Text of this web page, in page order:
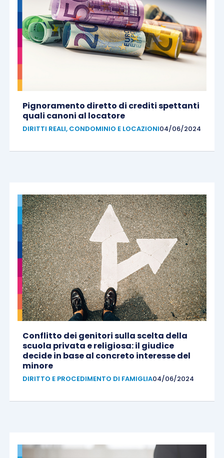
Pignoramento diretto di crediti spettanti
quali canoni al locatore
DIRITTI REALI, CONDOMINIO E LOCAZIONI04/06/2024
Conflitto dei genitori sulla scelta della
scuola privata e religiosa: il giudice
decide in base al concreto interesse del
minore
DIRITTO E PROCEDIMENTO DI FAMIGLIA04/06/2024